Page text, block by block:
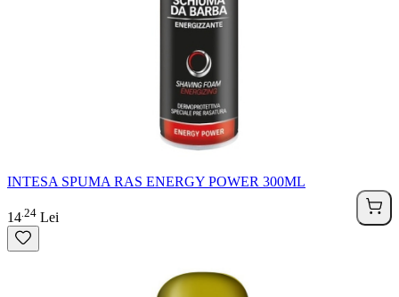
INTESA SPUMA RAS ENERGY POWER 300ML
14 24 Lei